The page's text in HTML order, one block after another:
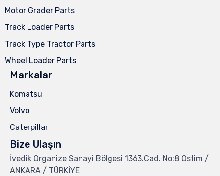
Motor Grader Parts
Track Loader Parts
Track Type Tractor Parts
Wheel Loader Parts
Markalar
Komatsu
Volvo
Caterpillar
Bize Ulaşın
İvedik Organize Sanayi Bölgesi 1363.Cad. No:8 Ostim /
ANKARA / TÜRKİYE